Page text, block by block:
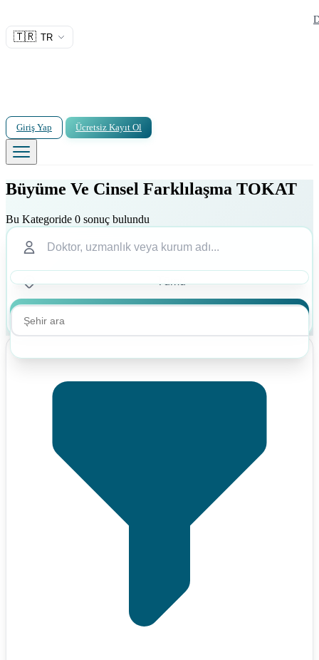
🇹🇷 TR
Giriş Yap Ücretsiz Kayıt Ol
Büyüme Ve Cinsel Farklılaşma TOKAT
Bu Kategoride 0 sonuç bulundu